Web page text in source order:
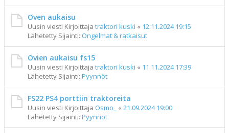
Oven aukaisu
Uusin viesti Kirjoittaja traktori kuski « 12.11.2024 19:15
Lähetetty Sijainti: Ongelmat & ratkaisut
Ovien aukaisu fs15
Uusin viesti Kirjoittaja traktori kuski « 11.11.2024 17:39
Lähetetty Sijainti: Pyynnöt
FS22 PS4 porttiin traktoreita
Uusin viesti Kirjoittaja Osmo_ « 21.09.2024 19:00
Lähetetty Sijainti: Pyynnöt